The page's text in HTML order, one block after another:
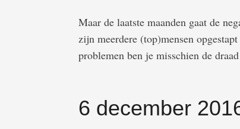
Maar de laatste maanden gaat de
zijn meerdere (top)mensen
problemen ben je misschien de
6 december